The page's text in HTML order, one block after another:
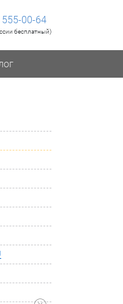
00-64
бесплатный)